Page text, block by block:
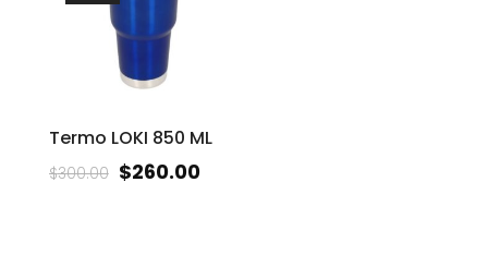
Termo LOKI 850 ML
$300.00 $260.00